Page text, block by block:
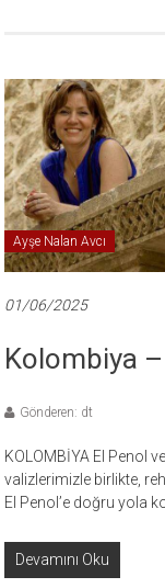
Ayşe Nalan Avcı
01/06/2025
Kolombiya
Gönderen: dt
KOLOMBİYA El Penol
valizlerimizle birlikte,
El Penol’e doğru yola
Devamını Oku